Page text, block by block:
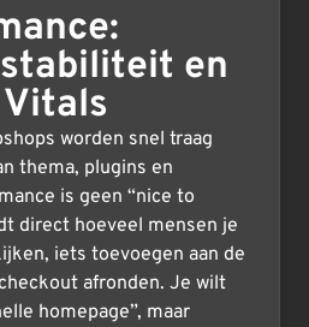
en
Vitals
worden snel traag
thema, plugins en
is geen “nice to
direct hoeveel mensen je
iets toevoegen aan de
afronden. Je wilt
homepage”, maar